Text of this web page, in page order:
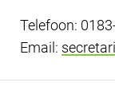
Telefoon:
Email: